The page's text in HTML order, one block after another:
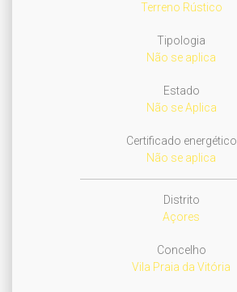
Terreno Rústico
Tipologia
Não se aplica
Estado
Não se Aplica
Certificado energético
Não se aplica
Distrito
Açores
Concelho
Vila Praia da Vitória